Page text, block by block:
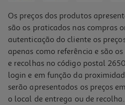
Os preços dos produtos
são os praticados nas compras
autenticação do cliente os
apenas como referência e são
e recolhas no código postal
login e em função da
serão apresentados os preços
o local de entrega ou de